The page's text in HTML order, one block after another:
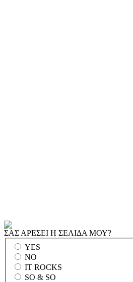
ΣΑΣ ΑΡΕΣΕΙ Η ΣΕΛΙΔΑ ΜΟΥ?
YES
NO
IT ROCKS
SO & SO